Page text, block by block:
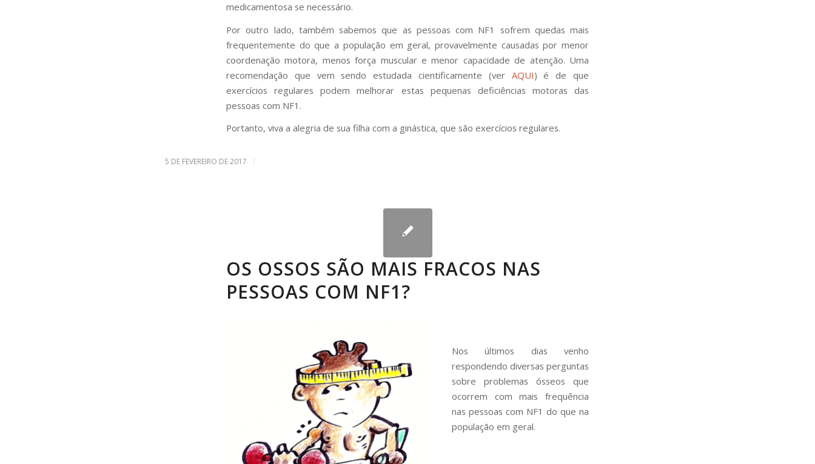
medicamentosa se necessário.
Por outro lado, também sabemos que as pessoas com NF1 sofrem quedas mais
frequentemente do que a população em geral, provavelmente causadas por menor
coordenação motora, menos força muscular e menor capacidade de atenção. Uma
recomendação que vem sendo estudada cientificamente (ver AQUI) é de que
exercícios regulares podem melhorar estas pequenas deficiências motoras das
pessoas com NF1.
Portanto, viva a alegria de sua filha com a ginástica, que são exercícios regulares.
5 DE FEVEREIRO DE 2017 /
OS OSSOS SÃO MAIS FRACOS NAS
PESSOAS COM NF1?
Nos últimos dias venho
respondendo diversas perguntas
sobre problemas ósseos que
ocorrem com mais frequência
nas pessoas com NF1 do que na
população em geral.